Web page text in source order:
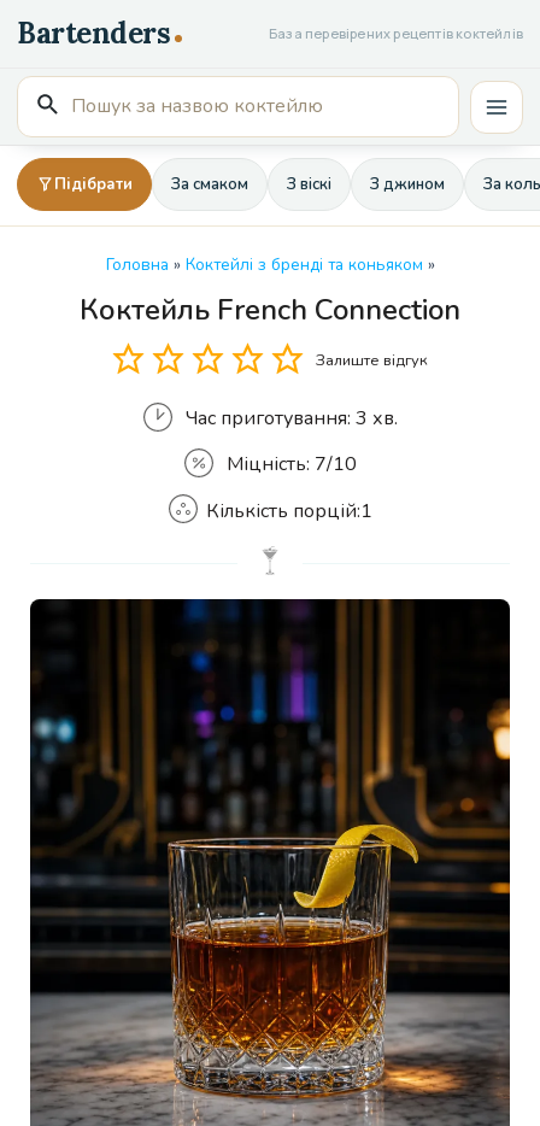
до
вмісту
База перевірених рецептів коктейлів
Пошук
для:
Підібрати За смаком З віскі З джином За
Головна » Коктейлі з бренді та коньяком »
Коктейль French Connection
Залиште відгук
Час приготування: 3 хв.
Міцність: 7/10
Кількість
Кількість порцій:1